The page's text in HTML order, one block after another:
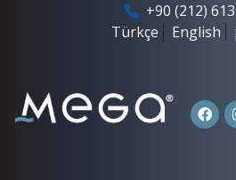
+90 (212)
Türkçe
English